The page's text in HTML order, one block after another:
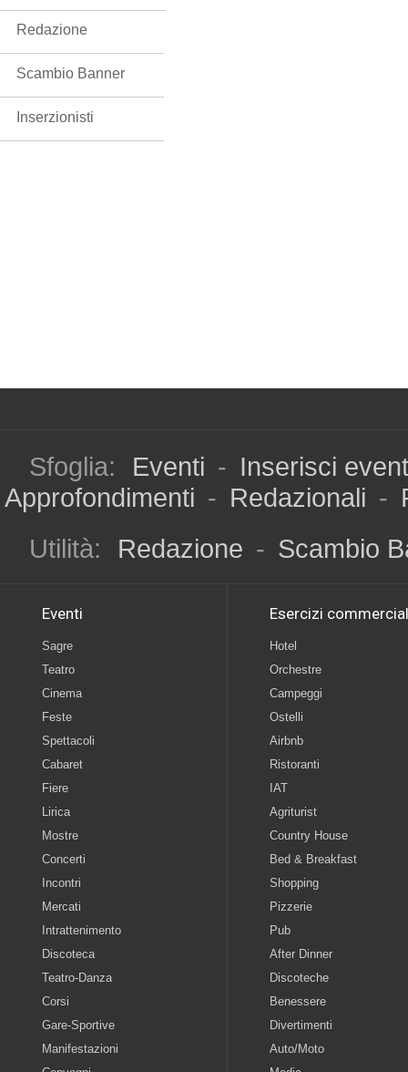
Redazione
Scambio Banner
Inserzionisti
Sfoglia: Eventi - Inserisci
Approfondimenti - Redazionali -
Utilità:
Redazione - Scambio
Eventi
Sagre
Teatro
Cinema
Feste
Spettacoli
Cabaret
Fiere
Lirica
Mostre
Concerti
Incontri
Mercati
Intrattenimento
Discoteca
Teatro-Danza
Corsi
Gare-Sportive
Manifestazioni
Esercizi
Hotel
Orchestre
Campeggi
Ostelli
Airbnb
Ristoranti
IAT
Agriturist
Country House
Bed & Breakfast
Shopping
Pizzerie
Pub
After Dinner
Discoteche
Benessere
Divertimenti
Auto/Moto